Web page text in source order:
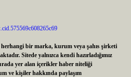
bir marka, kurum veya şahıs şirketi
Sitede yalnızca kendi hazırladığımız
yer alan içerikler haber niteliği
ve kişiler hakkında paylaşım